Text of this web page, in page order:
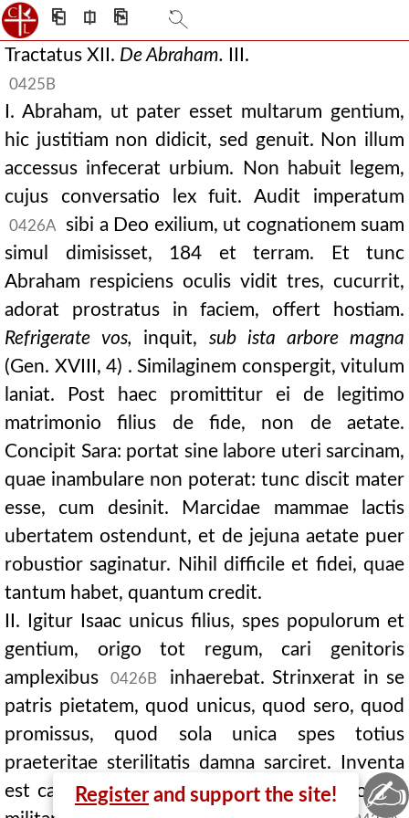
⎗ ⎅ ⎘
Register and support the site!
Tractatus XII. De Abraham. III.
0425B
I. Abraham, ut pater esset multarum gentium,
hic justitiam non didicit, sed genuit. Non illum
accessus infecerat urbium. Non habuit legem,
cujus conversatio lex fuit. Audit imperatum
0426A
sibi a Deo exilium, ut cognationem suam
simul dimisisset, 184 et terram. Et tunc
Abraham respiciens oculis vidit tres, cucurrit,
adorat prostratus in faciem, offert hostiam.
Refrigerate vos,
inquit, sub ista arbore magna
(Gen. XVIII, 4) . Similaginem conspergit, vitulum
laniat. Post haec promittitur ei de legitimo
matrimonio filius de fide, non de aetate.
Concipit Sara: portat sine labore uteri sarcinam,
quae inambulare non poterat: tunc discit mater
esse, cum desinit. Marcidae mammae lactis
ubertatem ostendunt, et de jejuna aetate puer
robustior saginatur. Nihil difficile et fidei, quae
tantum habet, quantum credit.
II. Igitur Isaac unicus filius, spes populorum et
gentium, origo tot regum, cari genitoris
amplexibus
0426B
inhaerebat. Strinxerat in se
patris pietatem, quod unicus, quod sero, quod
promissus, quod sola unica spes totius
praeteritae sterilitatis damna sarciret. Inventa
est causa, ubi Abrahae fides tentatione fortior
✍